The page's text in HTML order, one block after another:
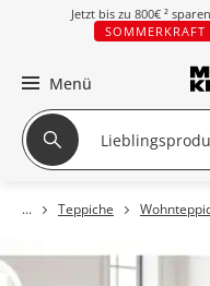
Jetzt bis zu 800€ ²
SOMMERKRAFT
Menü
Teppiche